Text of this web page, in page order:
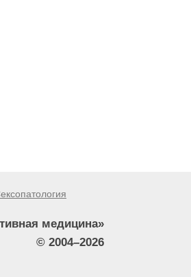
медицина»
© 2004–2026